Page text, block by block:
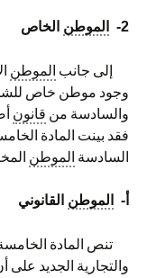
2- الموطن الخاص
إلى جانب الموطن
وجود موطن خاص
والسادسة من قانون
فقد بينت المادة
السادسة الموطن
أ- الموطن القانوني
تنص المادة
والتجارية الجديد على